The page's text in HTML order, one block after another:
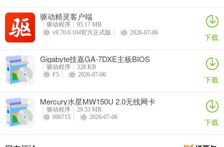
驱动精灵客户端
驱动程序
95.17 MB
v9.70.0.104官方正式版
2026-07-06 下载
Gigabyte技嘉GA-7DXE主板BIOS
驱动程序
328 KB
F5
2026-07-06 下载
Mercury水星MW150U 2.0无线网卡
驱动程序
29.53 MB
090715
2026-07-06 下载